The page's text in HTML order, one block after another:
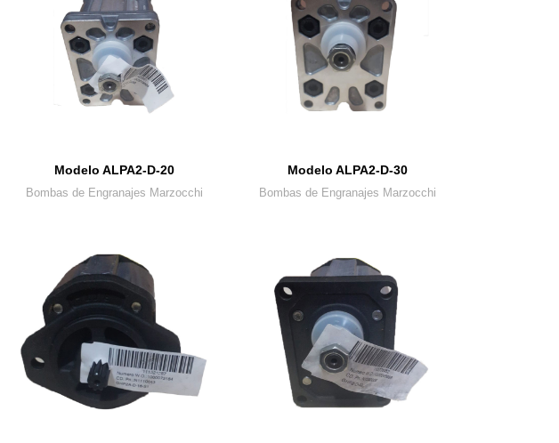
Modelo ALPA2-D-20
Bombas de Engranajes Marzocchi
Modelo ALPA2-D-30
Bombas de Engranajes Marzocchi